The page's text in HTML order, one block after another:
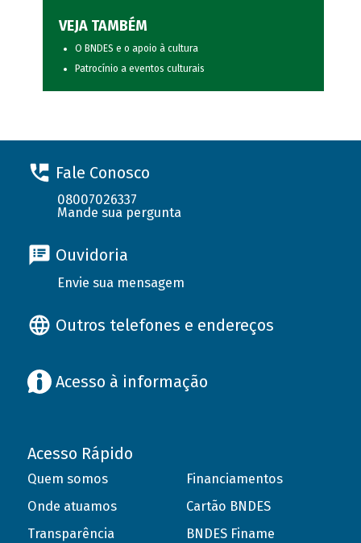
VEJA TAMBÉM
O BNDES e o apoio à cultura
Patrocínio a eventos culturais
Fale Conosco
08007026337
Mande sua pergunta
Ouvidoria
Envie sua mensagem
Outros telefones e endereços
Acesso à informação
Acesso Rápido
Quem somos
Onde atuamos
Transparência
Financiamentos
Cartão BNDES
BNDES Finame